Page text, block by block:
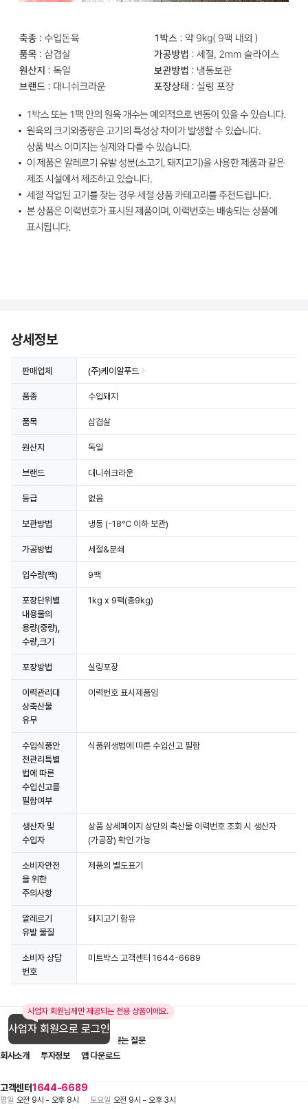
상세정보
판매업체 (주)케이알푸드
품종 수입돼지
품목 삼겹살
원산지 독일
브랜드 대니쉬크라운
등급 없음
보관방법 냉동 (-18℃ 이하 보관)
가공방법 세절&분쇄
입수량(팩) 9팩
포장단위별
내용물의
용량(중량),
수량,크기
1kg x 9팩(총9kg)
포장방법 실링포장
이력관리대
상축산물
유무
이력번호 표시제품임
수입식품안
전관리특별
법에 따른
수입신고를
필함여부
식품위생법에 따른 수입신고 필함
생산자 및
수입자
상품 상세페이지 상단의 축산물 이력번호 조회 시 생산자
(가공장) 확인 가능
소비자안전
을 위한
주의사항
제품의 별도표기
알레르기
유발 물질
돼지고기 함유
소비자 상담
번호
미트박스 고객센터 1644-6689
사업자 회원님께만 제공되는 전용 상품이에요.
사업자 회원으로 로그인
고객센터1644-6689
평일 오전 9시 - 오후 8시 토요일 오전 9시 - 오후 3시
입점 제휴 문의
자주 묻는 질문
회사소개
투자정보 앱 다운로드